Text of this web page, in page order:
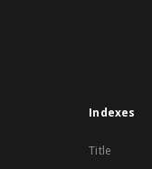
Indexes
Title